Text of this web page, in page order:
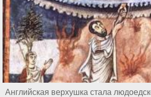
Английская верхушка стала